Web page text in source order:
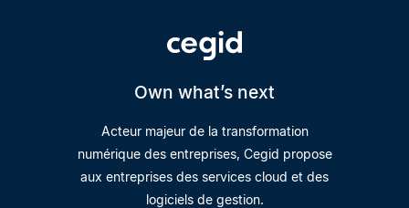
Own what’s next
Acteur majeur de la transformation
numérique des entreprises, Cegid propose
aux entreprises des services cloud et des
logiciels de gestion.